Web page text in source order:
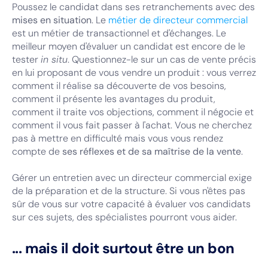
Poussez le candidat dans ses retranchements avec des
mises en situation. Le métier de directeur commercial
est un métier de transactionnel et d'échanges. Le
meilleur moyen d'évaluer un candidat est encore de le
testerin situ. Questionnez-le sur un cas de vente précis
en lui proposant de vous vendre un produit : vous verrez
comment il réalise sa découverte de vos besoins,
comment il présente les avantages du produit,
comment il traite vos objections, comment il négocie et
comment il vous fait passer à l'achat. Vous ne cherchez
pas à mettre en difficulté mais vous vous rendez
compte de ses réflexes et de sa maîtrise de la vente.
Gérer un entretien avec un directeur commercial exige
de la préparation et de la structure. Si vous n'êtes pas
sûr de vous sur votre capacité à évaluer vos candidats
sur ces sujets, des spécialistes pourront vous aider.
... mais il doit surtout être un bon